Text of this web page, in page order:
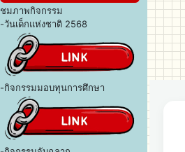
ชมภาพกิจกรรม
-วันเด็กแห่งชาติ 2568
-กิจกรรมมอบทุนการศึกษา